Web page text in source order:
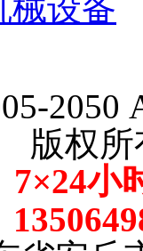
械设备
2050
版权
7×24小